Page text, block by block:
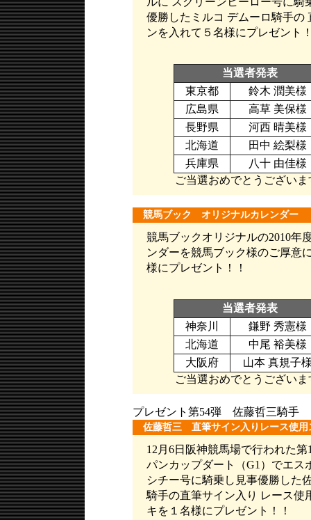
優勝したミルコ デムーロ騎手の
ンを入れて５名様にプレゼント
当選者発表
東京都
鈴木 潤美様
広島県
高草 美保様
長野県
河西 晴美様
北海道
田中 絵梨様
兵庫県
八十 由佳様
ご当選おめでとうございま
競馬ブック オリジナルカレンダー
競馬ブックオリジナルの2010年
ンダーを競馬ブック様のご厚意
様にプレゼント！！
当選者発表
神奈川
鎌野 秀憲様
北海道
中尾 裕美様
大阪府
山本 真規子
ご当選おめでとうございま
プレゼント第54弾 佐藤哲三騎手
佐藤哲三 直筆サイン入りレース使用
12月6日阪神競馬場で行われた第
パンカップダート（G1）でエス
シチー号に騎乗し見事優勝した
騎手の直筆サイン入り レース使
キを１名様にプレゼント！！